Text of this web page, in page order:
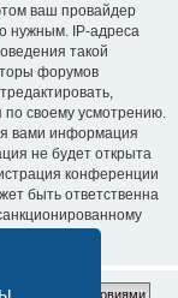
ваш провайдер
нужным. IP-адреса
такой
форумов
своему усмотрению.
вами информация
не будет открыта
конференции
быть ответственна